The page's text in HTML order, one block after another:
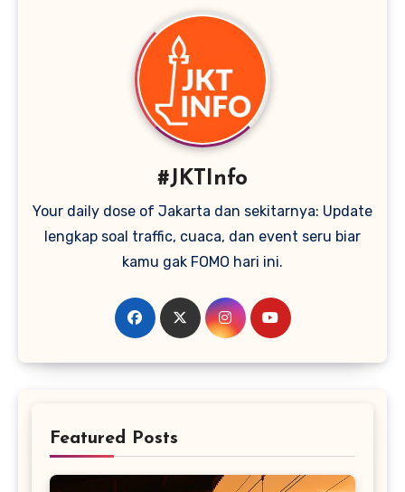
#JKTInfo
Your daily dose of Jakarta dan sekitarnya: Update
lengkap soal traffic, cuaca, dan event seru biar
kamu gak FOMO hari ini.
Featured Posts